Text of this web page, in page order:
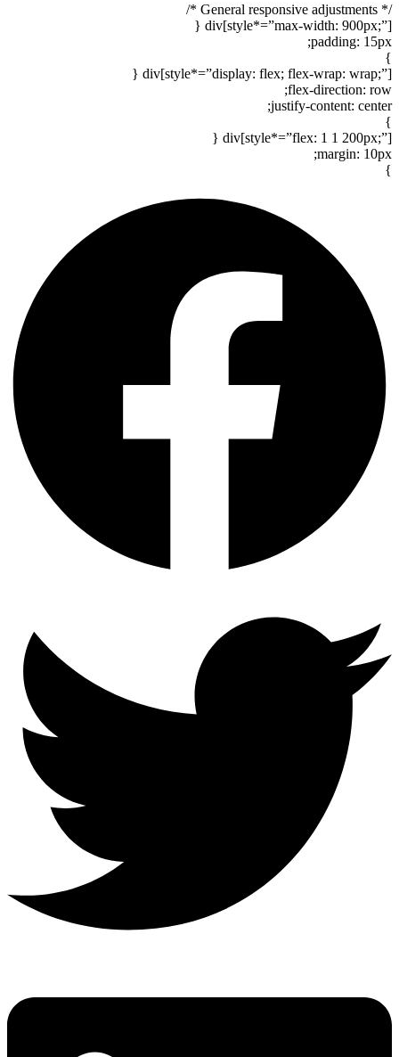
/* General responsive adjustments */
div[style*=”max-width: 900px;”] {
padding: 15px;
}
div[style*=”display: flex; flex-wrap: wrap;”] {
flex-direction: row;
justify-content: center;
}
div[style*=”flex: 1 1 200px;”] {
margin: 10px;
}